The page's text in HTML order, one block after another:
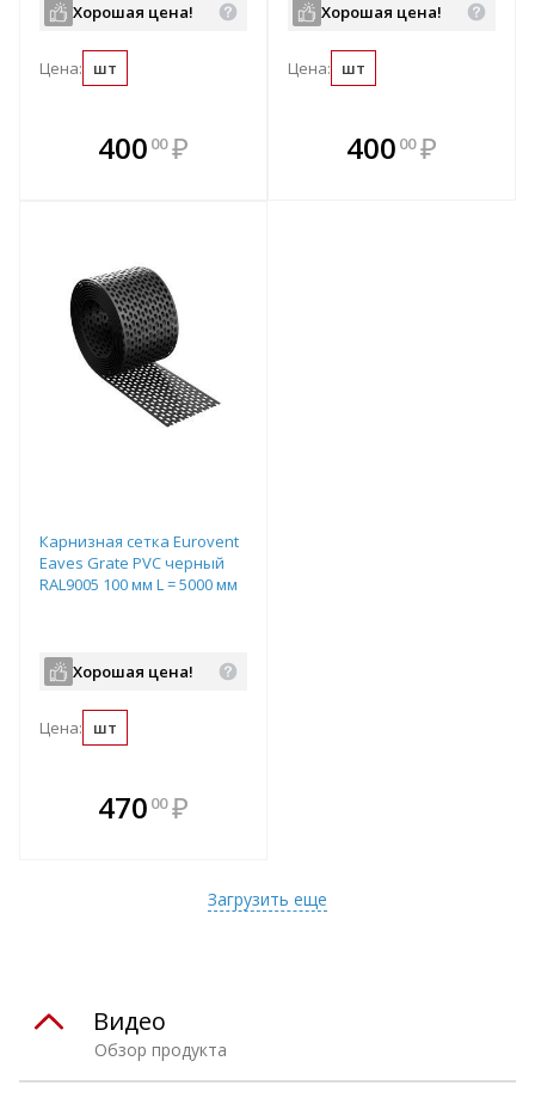
Хорошая цена!
Цена: шт
400 00 ₽
В комплекте
всегда выгоднее!
Хорошая цена!
Цена: шт
В комплекте
всегда выгоднее!
400 00 ₽
Карнизная сетка Eurovent
Eaves Grate PVC черный
RAL9005 100 мм L = 5000 мм
Хорошая цена!
Цена: шт
470 00 ₽
Загрузить еще
Обзор продукта
Видео